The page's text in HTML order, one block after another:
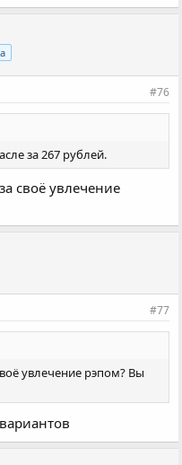
#76
за 267 рублей.
своё увлечение
#77
увлечение рэпом? Вы